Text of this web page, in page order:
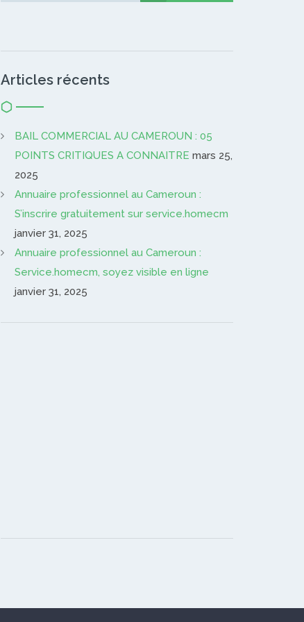
Articles récents
BAIL COMMERCIAL AU CAMEROUN : 05
POINTS CRITIQUES A CONNAITRE mars 25,
2025
Annuaire professionnel au Cameroun :
S’inscrire gratuitement sur service.homecm
janvier 31, 2025
Annuaire professionnel au Cameroun :
Service.homecm, soyez visible en ligne
janvier 31, 2025